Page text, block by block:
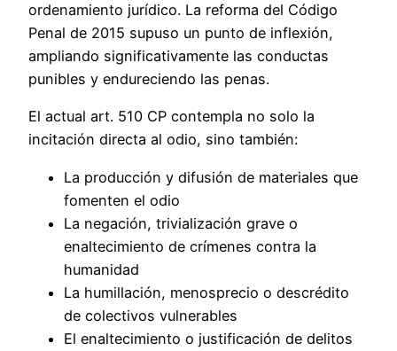
ordenamiento jurídico. La reforma del Código
Penal de 2015 supuso un punto de inflexión,
ampliando significativamente las conductas
punibles y endureciendo las penas.
El actual art. 510 CP contempla no solo la
incitación directa al odio, sino también:
La producción y difusión de materiales que
fomenten el odio
La negación, trivialización grave o
enaltecimiento de crímenes contra la
humanidad
La humillación, menosprecio o descrédito
de colectivos vulnerables
El enaltecimiento o justificación de delitos